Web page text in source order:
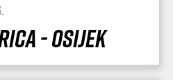
- Osijek